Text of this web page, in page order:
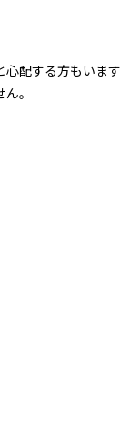
心配する方もいます
。